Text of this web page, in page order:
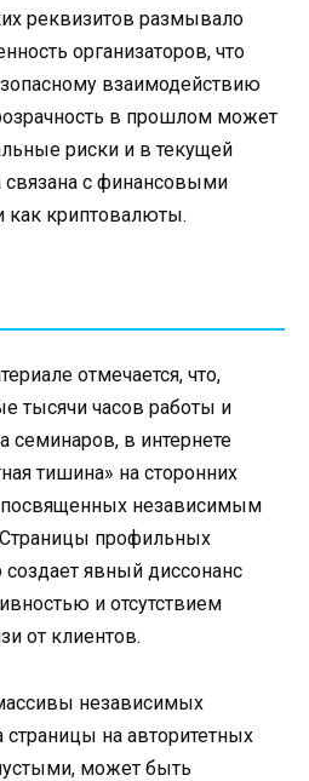
реквизитов размывало
организаторов, что
взаимодействию
в прошлом может
риски и в текущей
связана с финансовыми
как криптовалюты.
отмечается, что,
тысячи часов работы и
в интернете
тишина» на сторонних
посвященных независимым
профильных
создает явный диссонанс
и отсутствием
от клиентов.
независимых
страницы на авторитетных
может быть